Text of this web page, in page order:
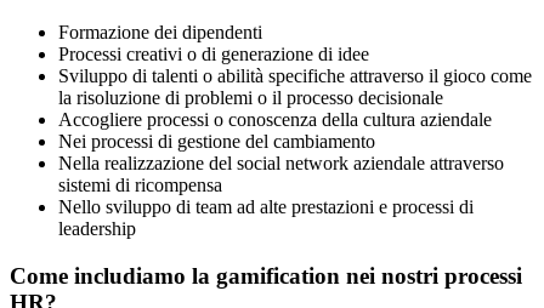
Formazione dei dipendenti
Processi creativi o di generazione di idee
Sviluppo di talenti o abilità specifiche attraverso il gioco come
la risoluzione di problemi o il processo decisionale
Accogliere processi o conoscenza della cultura aziendale
Nei processi di gestione del cambiamento
Nella realizzazione del social network aziendale attraverso
sistemi di ricompensa
Nello sviluppo di team ad alte prestazioni e processi di
leadership
Come includiamo la gamification nei nostri processi
HR?